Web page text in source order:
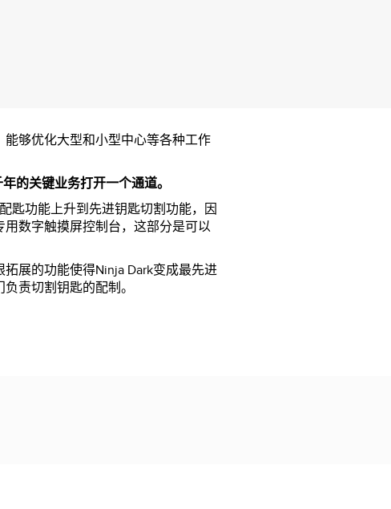
够优化大型和小型中心等各种工作
的关键业务打开一个通道。
匙功能上升到先进钥匙切割功能，因
用数字触摸屏控制台，这部分是可以
展的功能使得Ninja Dark变成最先进
责切割钥匙的配制。